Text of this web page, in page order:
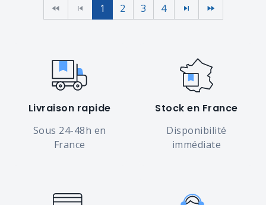
1 2 3 4
Livraison rapide
Sous 24-48h en
France
Stock en France
Disponibilité
immédiate